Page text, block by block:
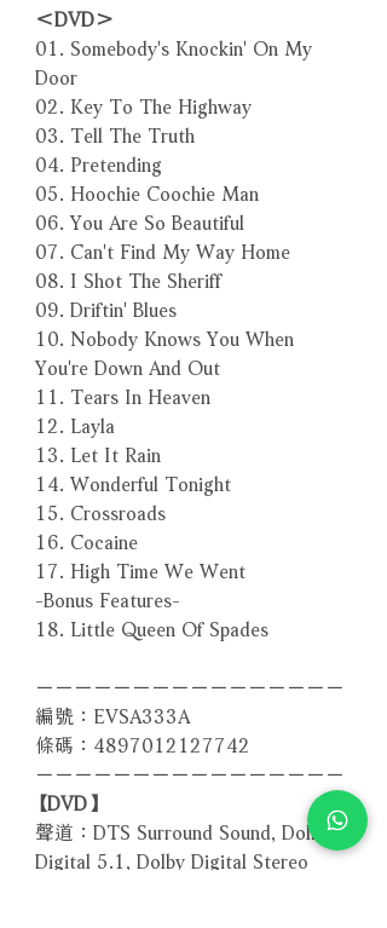
＜DVD＞
01. Somebody's Knockin' On My
Door
02. Key To The Highway
03. Tell The Truth
04. Pretending
05. Hoochie Coochie Man
06. You Are So Beautiful
07. Can't Find My Way Home
08. I Shot The Sheriff
09. Driftin' Blues
10. Nobody Knows You When
You're Down And Out
11. Tears In Heaven
12. Layla
13. Let It Rain
14. Wonderful Tonight
15. Crossroads
16. Cocaine
17. High Time We Went
-Bonus Features-
18. Little Queen Of Spades
－－－－－－－－－－－－－－－－
編號：EVSA333A
條碼：4897012127742
－－－－－－－－－－－－－－－－
【DVD】
聲道：DTS Surround Sound, Dolby
Digital 5.1, Dolby Digital Stereo